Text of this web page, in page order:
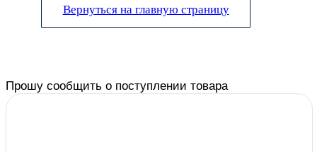
Вернуться на главную страницу
Прошу сообщить о поступлении товара